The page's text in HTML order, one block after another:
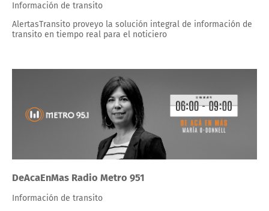
Información de transito
AlertasTransito proveyo la solución integral de información de
transito en tiempo real para el noticiero
DeAcaEnMas Radio Metro 951
Información de transito